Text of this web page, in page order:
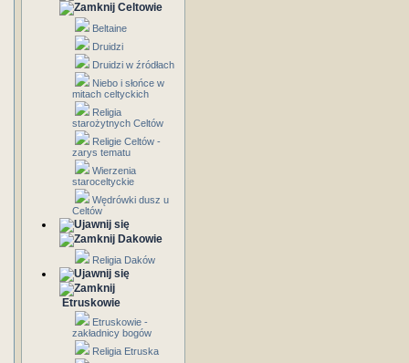
Celtowie
Beltaine
Druidzi
Druidzi w źródłach
Niebo i słońce w
mitach celtyckich
Religia
starożytnych Celtów
Religie Celtów -
zarys tematu
Wierzenia
staroceltyckie
Wędrówki dusz u
Celtów
Dakowie
Religia Daków
Etruskowie
Etruskowie -
zakładnicy bogów
Religia Etruska